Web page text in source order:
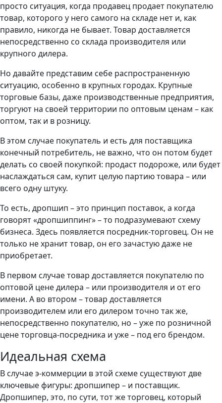
просто ситуация, когда продавец продает покупателю
товар, которого у него самого на складе нет и, как
правило, никогда не бывает. Товар доставляется
непосредственно со склада производителя или
крупного дилера.
Но давайте представим себе распространенную
ситуацию, особенно в крупных городах. Крупные
торговые базы, даже производственные предприятия,
торгуют на своей территории по оптовым ценам – как
оптом, так и в розницу.
В этом случае покупатель и есть для поставщика
конечный потребитель, не важно, что он потом будет
делать со своей покупкой: продаст подороже, или будет
наслаждаться сам, купит целую партию товара – или
всего одну штуку.
То есть, дропшип – это принцип поставок, а когда
говорят «дропшиппинг» – то подразумевают схему
бизнеса. Здесь появляется посредник-торговец. Он не
только не хранит товар, он его зачастую даже не
приобретает.
В первом случае товар доставляется покупателю по
оптовой цене дилера – или производителя и от его
имени. А во втором – товар доставляется
производителем или его дилером точно так же,
непосредственно покупателю, но – уже по розничной
цене торговца-посредника и уже – под его брендом.
Идеальная схема
В случае э-коммерции в этой схеме существуют две
ключевые фигуры: дропшипер – и поставщик.
Дропшипер, это, по сути, тот же торговец, который